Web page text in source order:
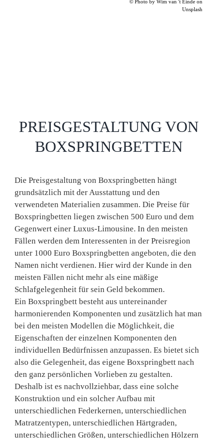
© Photo by Wim van 't Einde on
Unsplash
PREISGESTALTUNG VON
BOXSPRINGBETTEN
Die Preisgestaltung von Boxspringbetten hängt
grundsätzlich mit der Ausstattung und den
verwendeten Materialien zusammen. Die Preise für
Boxspringbetten liegen zwischen 500 Euro und dem
Gegenwert einer Luxus-Limousine. In den meisten
Fällen werden dem Interessenten in der Preisregion
unter 1000 Euro Boxspringbetten angeboten, die den
Namen nicht verdienen. Hier wird der Kunde in den
meisten Fällen nicht mehr als eine mäßige
Schlafgelegenheit für sein Geld bekommen.
Ein Boxspringbett besteht aus untereinander
harmonierenden Komponenten und zusätzlich hat man
bei den meisten Modellen die Möglichkeit, die
Eigenschaften der einzelnen Komponenten den
individuellen Bedürfnissen anzupassen. Es bietet sich
also die Gelegenheit, das eigene Boxspringbett nach
den ganz persönlichen Vorlieben zu gestalten.
Deshalb ist es nachvollziehbar, dass eine solche
Konstruktion und ein solcher Aufbau mit
unterschiedlichen Federkernen, unterschiedlichen
Matratzentypen, unterschiedlichen Härtgraden,
unterschiedlichen Größen, unterschiedlichen Hölzern